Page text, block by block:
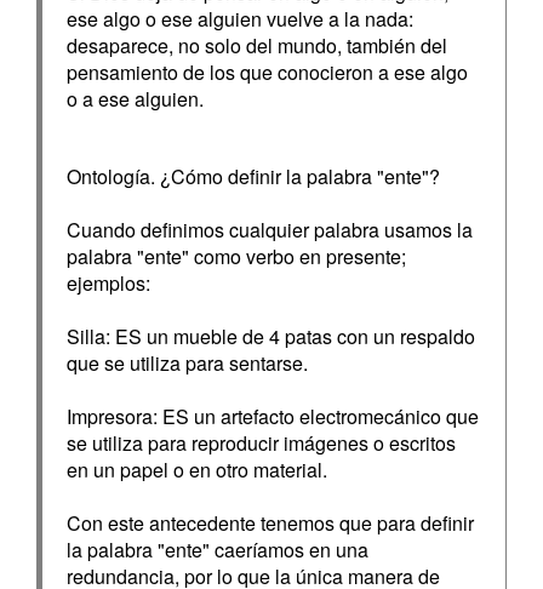
ese algo o ese alguien vuelve a la nada:
desaparece, no solo del mundo, también del
pensamiento de los que conocieron a ese algo
o a ese alguien.
Ontología. ¿Cómo definir la palabra "ente"?
Cuando definimos cualquier palabra usamos la
palabra "ente" como verbo en presente;
ejemplos:
Silla: ES un mueble de 4 patas con un respaldo
que se utiliza para sentarse.
Impresora: ES un artefacto electromecánico que
se utiliza para reproducir imágenes o escritos
en un papel o en otro material.
Con este antecedente tenemos que para definir
la palabra "ente" caeríamos en una
redundancia, por lo que la única manera de